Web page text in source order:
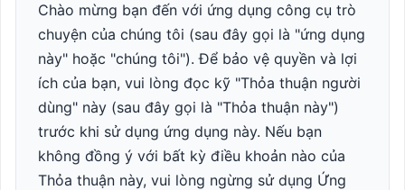
Chào mừng bạn đến với ứng dụng công cụ trò
chuyện của chúng tôi (sau đây gọi là "ứng dụng
này" hoặc "chúng tôi"). Để bảo vệ quyền và lợi
ích của bạn, vui lòng đọc kỹ "Thỏa thuận người
dùng" này (sau đây gọi là "Thỏa thuận này")
trước khi sử dụng ứng dụng này. Nếu bạn
không đồng ý với bất kỳ điều khoản nào của
Thỏa thuận này, vui lòng ngừng sử dụng Ứng